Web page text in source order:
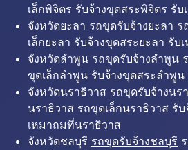
เล็กพิจิตร รับจ้างขุดสระพิจิตร รั
จังหวัดยะลา รถขุดรับจ้างยะลา
เล็กยะลา รับจ้างขุดสระยะลา รับ
จังหวัดลำพูน รถขุดรับจ้างลำพูน
ขุดเล็กลำพูน รับจ้างขุดสระลำพู
จังหวัดนราธิวาส รถขุดรับจ้างนร
นราธิวาส รถขุดเล็กนราธิวาส รั
เหมาถมที่นราธิวาส
จังหวัดชลบุรี รถขุดรับจ้างชลบุรี